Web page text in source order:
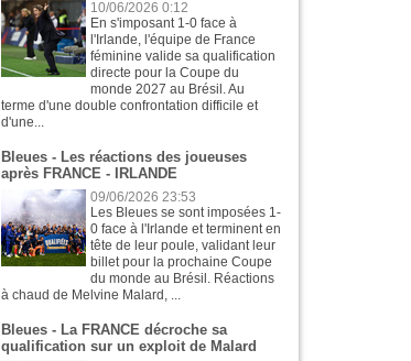
10/06/2026 0:12
En s'imposant 1-0 face à
l'Irlande, l'équipe de France
féminine valide sa qualification
directe pour la Coupe du
monde 2027 au Brésil. Au
terme d'une double confrontation difficile et
d'une...
Bleues - Les réactions des joueuses
après FRANCE - IRLANDE
09/06/2026 23:53
Les Bleues se sont imposées 1-
0 face à l'Irlande et terminent en
tête de leur poule, validant leur
billet pour la prochaine Coupe
du monde au Brésil. Réactions
à chaud de Melvine Malard, ...
Bleues - La FRANCE décroche sa
qualification sur un exploit de Malard